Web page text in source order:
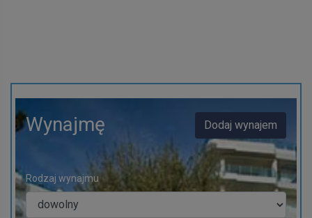
Dodaj wynajem
Wynajmę
Rodzaj wynajmu